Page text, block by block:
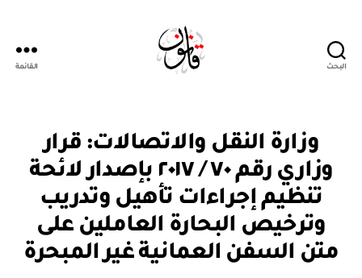
البحث القائمة
التصنيفات
وزارة النقل والاتصالات: قرار
وزاري رقم ٧٠ / ٢٠١٧ بإصدار لائحة
تنظيم إجراءات تأهيل وتدريب
وترخيص البحارة العاملين على
متن السفن العمانية غير المبحرة
بو
ا
س